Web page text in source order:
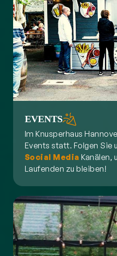
EVENTS
Im Knusperhaus
Events statt. Folgen Sie
Social Media Kanälen,
Laufenden zu bleiben!